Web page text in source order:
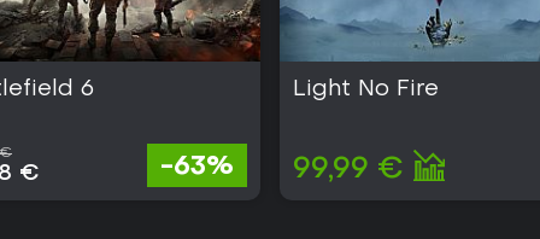
6
€
€ -63%
Light No Fire
99,99 €